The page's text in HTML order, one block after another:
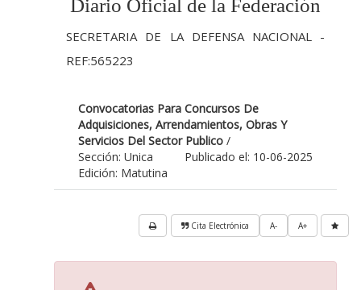
Diario Oficial de la Federación
SECRETARIA DE LA DEFENSA NACIONAL -
REF:565223
Convocatorias Para Concursos De
Adquisiciones, Arrendamientos, Obras Y
Servicios Del Sector Publico /
Publicado el: 10-06-2025
Sección: Unica
Edición: Matutina
A+
A-
Cita Electrónica